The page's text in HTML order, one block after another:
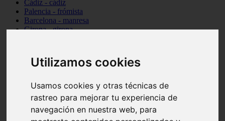
Utilizamos cookies
Usamos cookies y otras técnicas de
rastreo para mejorar tu experiencia de
navegación en nuestra web, para
Cádiz - cádiz
Palencia - frómista
Barcelona - manresa
Girona - girona
Valencia - valencia
Málaga - nerja
A-coruña - santiago-de-compostela
Tarragona - tarragona
Asturias - gijón
Girona - figueres